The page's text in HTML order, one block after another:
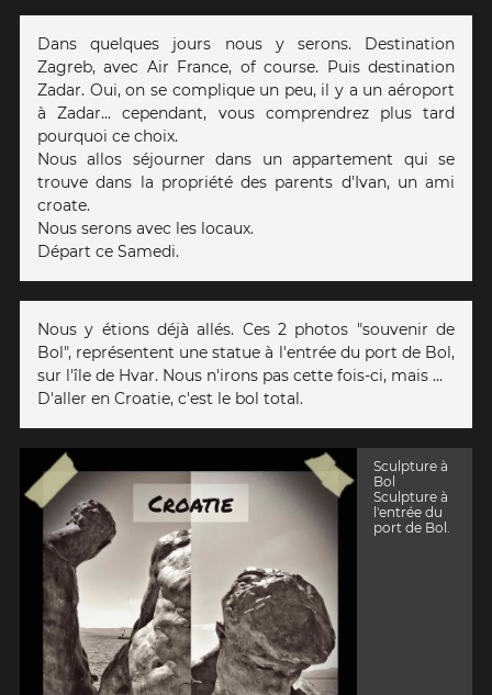
Dans quelques jours nous y serons. Destination
Zagreb, avec Air France, of course. Puis destination
Zadar. Oui, on se complique un peu, il y a un aéroport
à Zadar... cependant, vous comprendrez plus tard
pourquoi ce choix.
Nous allos séjourner dans un appartement qui se
trouve dans la propriété des parents d'Ivan, un ami
croate.
Nous serons avec les locaux.
Départ ce Samedi.
Nous y étions déjà allés. Ces 2 photos "souvenir de
Bol", représentent une statue à l'entrée du port de Bol,
sur l'île de Hvar. Nous n'irons pas cette fois-ci, mais ...
D'aller en Croatie, c'est le bol total.
Sculpture à
Bol
Sculpture à
l'entrée du
port de Bol.